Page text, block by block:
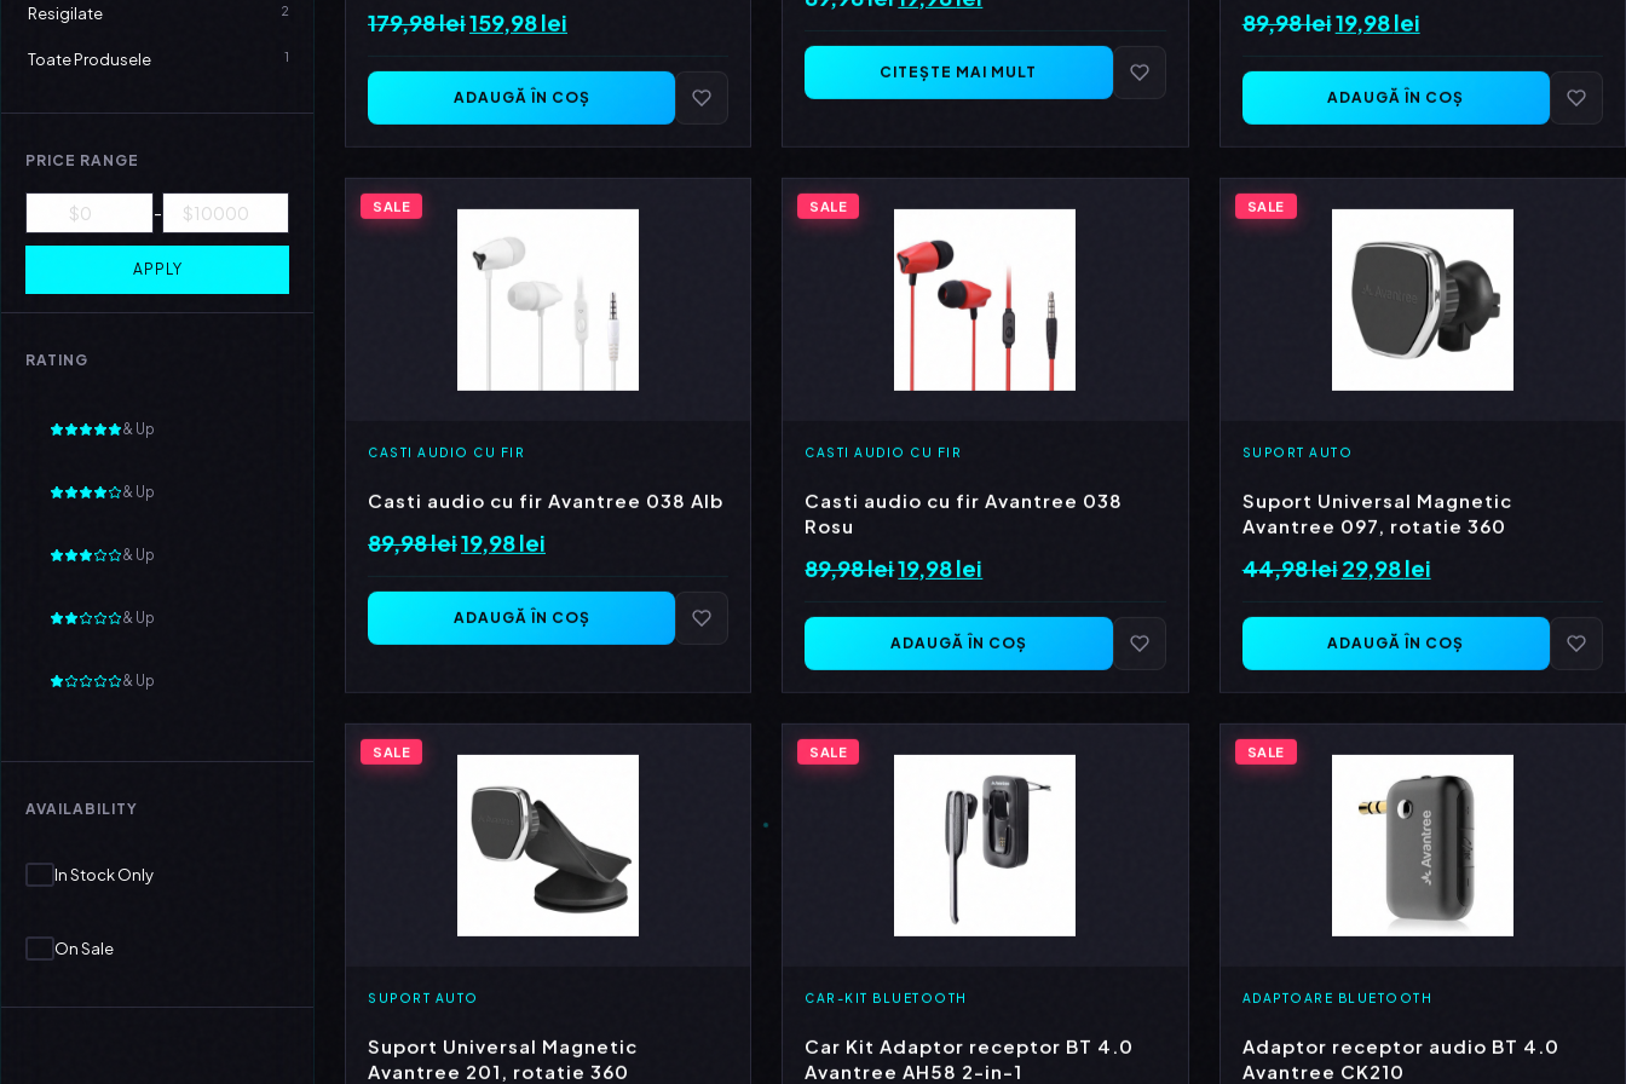
Resigilate 2
Toate Produsele 1
PRICE RANGE
-
APPLY
RATING
& Up
& Up
& Up
& Up
& Up
AVAILABILITY
In Stock Only
On Sale
179,98leiPrețul
a
fost:
159,98lei
este:
159,98 lei.
ADAUGĂ ÎN COȘ
a
fost:
este:
19,98 lei.
CITEȘTE MAI MULT
89,98leiPrețul
a
fost:
19,98lei
este:
19,98 lei.
ADAUGĂ ÎN COȘ
SALE
CASTI AUDIO CU FIR
Casti audio cu fir Avantree 038 Alb
89,98leiPrețul
a
fost:
19,98lei
este:
19,98 lei.
ADAUGĂ ÎN COȘ
SALE
CASTI AUDIO CU FIR
Casti audio cu fir Avantree 038
Rosu
89,98leiPrețul
a
fost:
19,98lei
este:
19,98 lei.
ADAUGĂ ÎN COȘ
SALE
SUPORT AUTO
Suport Universal Magnetic
Avantree 097, rotatie 360
44,98leiPrețul
a
fost:
29,98lei
este:
29,98 lei.
ADAUGĂ ÎN COȘ
SALE
SUPORT AUTO
Suport Universal Magnetic
Avantree 201, rotatie 360
SALE
CAR-KIT BLUETOOTH
Car Kit Adaptor receptor BT 4.0
Avantree AH58 2-in-1
SALE
ADAPTOARE BLUETOOTH
Adaptor receptor audio BT 4.0
Avantree CK210